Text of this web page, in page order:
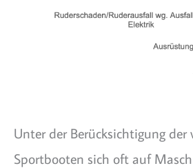
Unter der Berücksichtigung
Sportbooten sich oft auf